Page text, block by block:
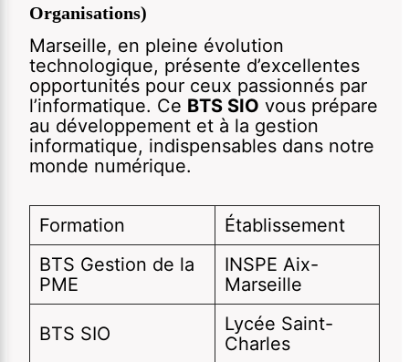
Organisations)
Marseille, en pleine évolution
technologique, présente d’excellentes
opportunités pour ceux passionnés par
l’informatique. Ce BTS SIO vous prépare
au développement et à la gestion
informatique, indispensables dans notre
monde numérique.
Formation
Établissement
BTS Gestion de la
PME
INSPE Aix-
Marseille
BTS SIO
Lycée Saint-
Charles